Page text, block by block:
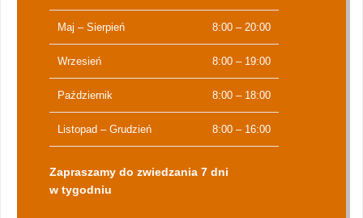
Maj – Sierpień 8:00 – 20:00
Wrzesień 8:00 – 19:00
Październik 8:00 – 18:00
Listopad – Grudzień 8:00 – 16:00
Zapraszamy do zwiedzania 7 dni
w tygodniu